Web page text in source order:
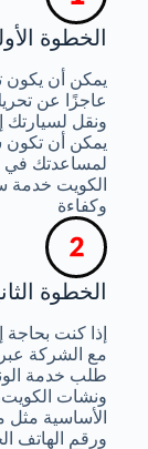
الخطوة
يمكن أن يكون
عاجزًا عن
ونقل لسيارتك
يمكن أن تكون
لمساعدتك في
الكويت خدمة
وكفاءة
الخطوة
إذا كنت
مع الشركة
طلب خدمة
ونشات
الأساسية مثل
ورقم الهاتف